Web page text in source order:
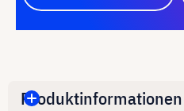
Produktinformationen